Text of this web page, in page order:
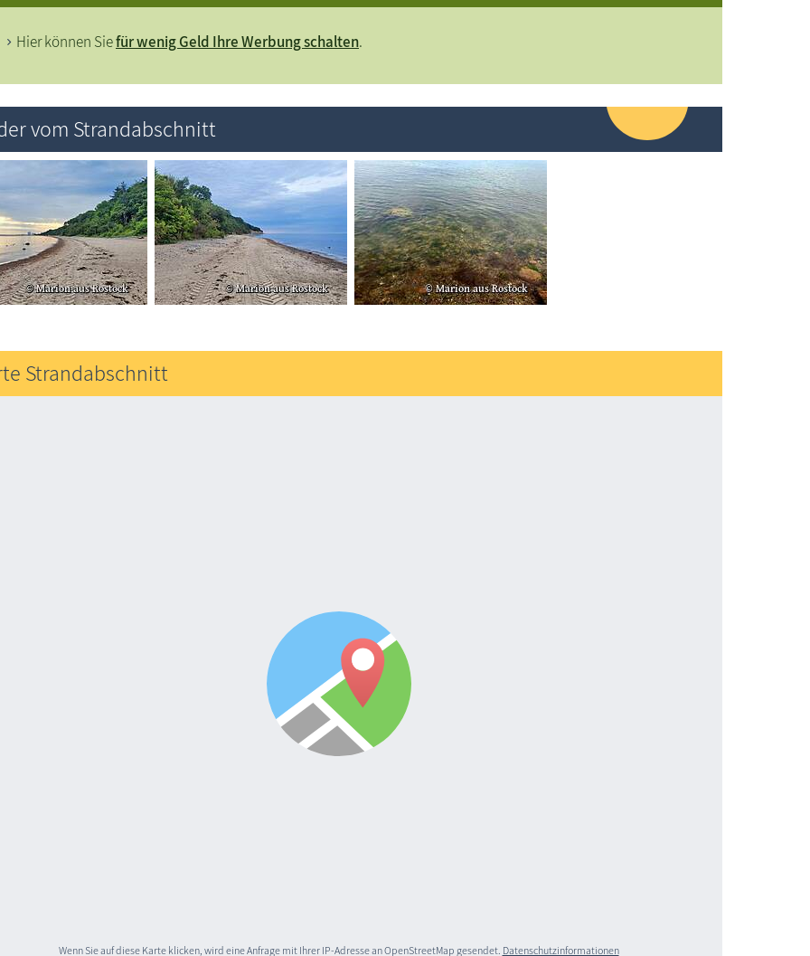
Hier können Siefür wenig Geld Ihre Werbung schalten.
vom Strandabschnitt
Strandabschnitt
Wenn Sie auf diese Karte klicken, wird eine Anfrage mit Ihrer IP-Adresse an OpenStreetMap gesendet. Datenschutzinformationen